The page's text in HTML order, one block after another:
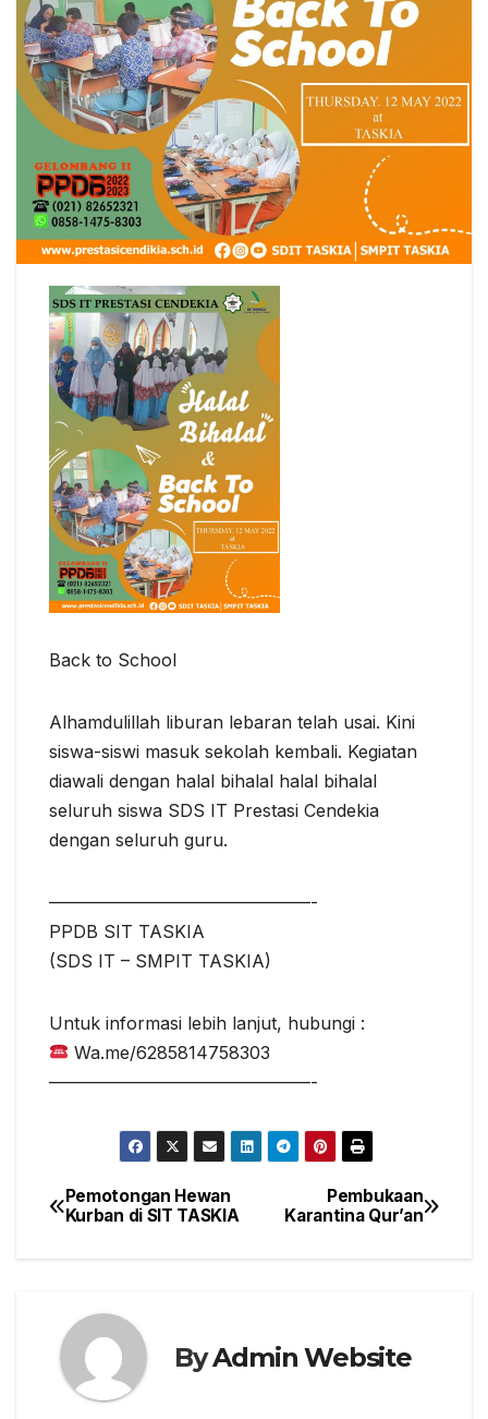
Back to School
Alhamdulillah liburan lebaran telah usai. Kini
siswa-siswi masuk sekolah kembali. Kegiatan
diawali dengan halal bihalal halal bihalal
seluruh siswa SDS IT Prestasi Cendekia
dengan seluruh guru.
———————————————-
PPDB SIT TASKIA
(SDS IT – SMPIT TASKIA)
Untuk informasi lebih lanjut, hubungi :
Wa.me/6285814758303
———————————————-
Post
Pembukaan
Karantina Qur’an
Pemotongan Hewan
Kurban di SIT TASKIA
ByAdmin Website